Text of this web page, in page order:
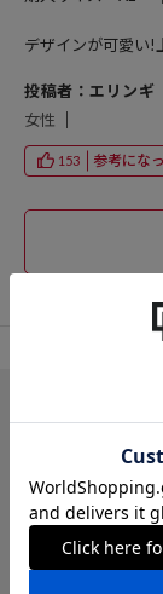
デザインが可愛い!
投稿者：エリンギ
女性
153 参考にな